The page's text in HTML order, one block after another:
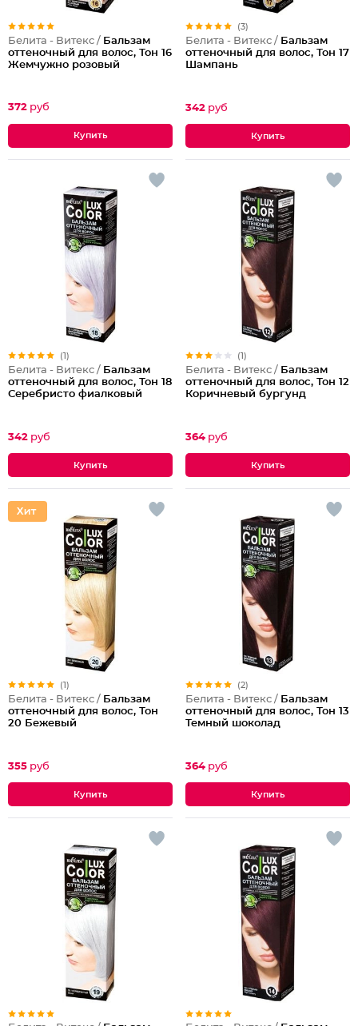
Белита - Витекс / Бальзам
оттеночный для волос, Тон 16
Жемчужно розовый
372 руб
(3)
Белита - Витекс / Бальзам
оттеночный для волос, Тон 17
Шампань
342 руб
(1)
Белита - Витекс / Бальзам
оттеночный для волос, Тон 18
Серебристо фиалковый
342 руб
(1)
Белита - Витекс / Бальзам
оттеночный для волос, Тон 12
Коричневый бургунд
364 руб
(1)
Белита - Витекс / Бальзам
оттеночный для волос, Тон
20 Бежевый
355 руб
(2)
Белита - Витекс / Бальзам
оттеночный для волос, Тон 13
Темный шоколад
364 руб